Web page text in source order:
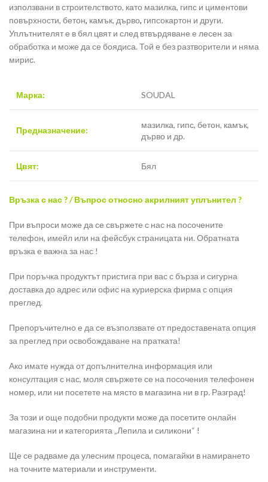
използвани в строителството, като мазилка, гипс и циментови
повърхности, бетон, камък, дърво, гипсокартон и други.
Уплътнителят е в бял цвят и след втвърдяване е лесен за
обработка и може да се боядиса. Той е без разтворители и няма
мирис.
Марка: SOUDAL
Предназначение:
мазилка, гипс, бетон, камък,
дърво и др.
Цвят: Бял
Връзка с нас ? / Въпрос относно акрилният уплънител ?
При въпроси може да се свържете с нас на посочените
телефон, имейл или на фейсбук страницата ни. Обратната
връзка е важна за нас !
При поръчка продуктът пристига при вас с бърза и сигурна
доставка до адрес или офис на куриерска фирма с опция
преглед.
Препоръчително е да се възползвате от предоставената опция
за преглед при освобождаване на пратката!
Ако имате нужда от допълнителна информация или
консултация с нас, моля свържете се на посочения телефонен
номер, или ни посетете на място в магазина ни в гр. Разград!
За този и още подобни продукти може да посетите онлайн
магазина ни и категорията „Лепила и силикони“ !
Ще се радваме да улесним процеса, помагайки в намирането
на точните материали и инструменти.